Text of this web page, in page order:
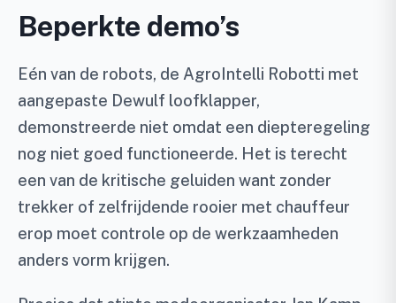
Beperkte demo’s
Eén van de robots, de AgroIntelli Robotti met
aangepaste Dewulf loofklapper,
demonstreerde niet omdat een diepteregeling
nog niet goed functioneerde. Het is terecht
een van de kritische geluiden want zonder
trekker of zelfrijdende rooier met chauffeur
erop moet controle op de werkzaamheden
anders vorm krijgen.